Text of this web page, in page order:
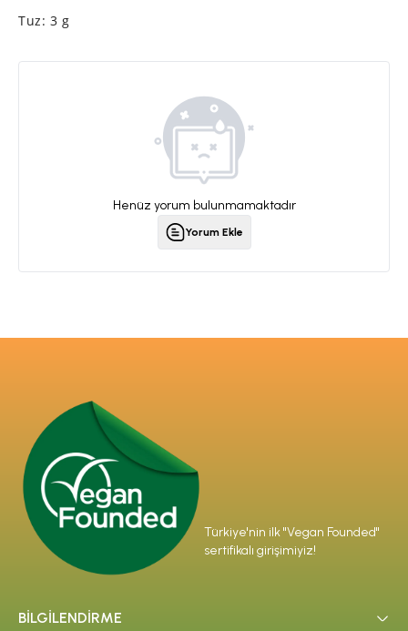
Tuz: 3 g
Henüz yorum bulunmamaktadır
Yorum Ekle
Türkiye'nin ilk "Vegan Founded"
sertifikalı girişimiyiz!
BİLGİLENDİRME